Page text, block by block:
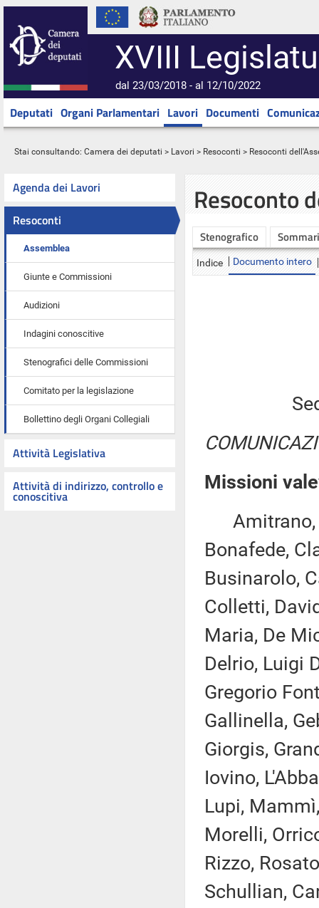
XVIII
dal 23/03/2018 - al 12/10/2022
Deputati Organi Parlamentari Lavori Documenti
Stai consultando: Camera dei deputati > Lavori > Resoconti > Resoconti
Agenda dei Lavori
Resoconti
Assemblea
Giunte e Commissioni
Audizioni
Indagini conoscitive
Stenografici delle Commissioni
Comitato per la legislazione
Bollettino degli Organi Collegiali
Attività Legislativa
Attività di indirizzo, controllo e
conoscitiva
Resoconto
Stenografico
Indice Documento intero
Missioni
Amitrano,
Bonafede,
Businarolo,
Colletti,
Maria, De
Delrio, Luigi
Gregorio
Gallinella,
Giorgis,
Iovino,
Lupi,
Morelli,
Rizzo,
Schullian,